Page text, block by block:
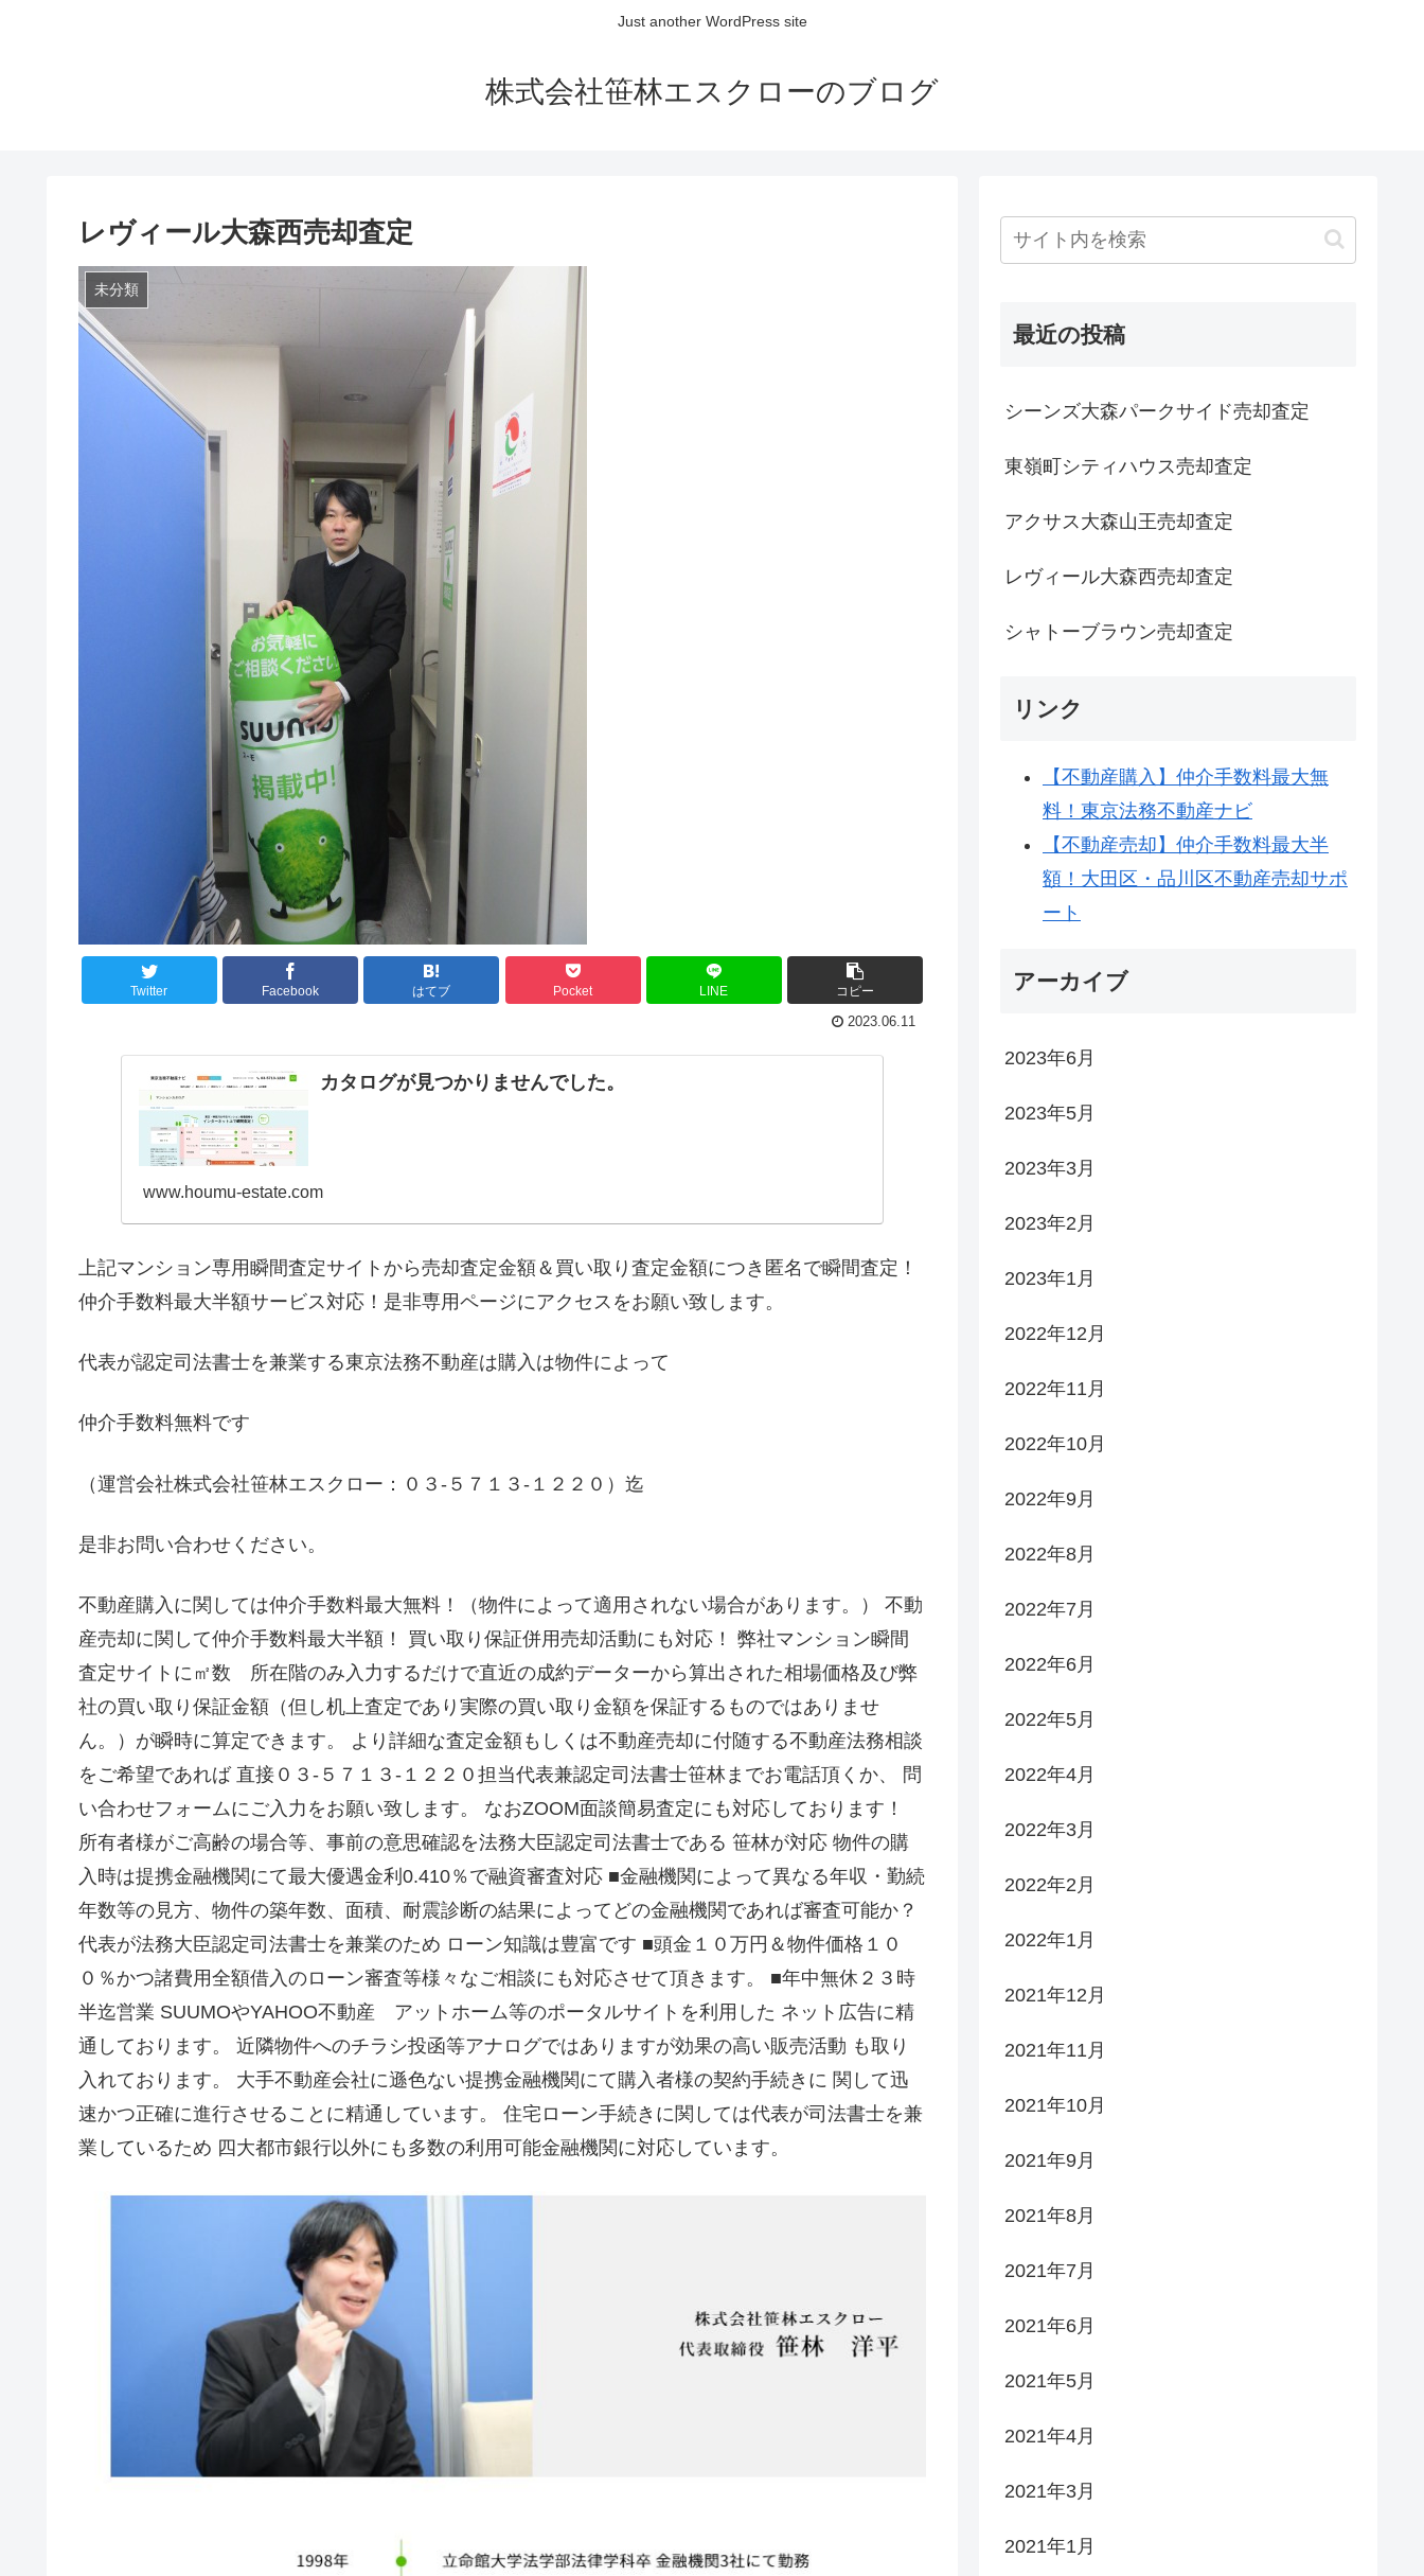
Just another WordPress site
株式会社笹林エスクローのブログ
レヴィール大森西売却査定
未分類
Twitter Facebook はてブ Pocket LINE コピー
2023.06.11
カタログが見つかりませんでした。
www.houmu-estate.com
上記マンション専用瞬間査定サイトから売却査定金額＆買い取り査定金額につき匿名で瞬間査定！
仲介手数料最大半額サービス対応！是非専用ページにアクセスをお願い致します。
代表が認定司法書士を兼業する東京法務不動産は購入は物件によって
仲介手数料無料です
（運営会社株式会社笹林エスクロー：０３-５７１３-１２２０）迄
是非お問い合わせください。
不動産購入に関しては仲介手数料最大無料！（物件によって適用されない場合があります。） 不動
産売却に関して仲介手数料最大半額！ 買い取り保証併用売却活動にも対応！ 弊社マンション瞬間
査定サイトに㎡数 所在階のみ入力するだけで直近の成約データーから算出された相場価格及び弊
社の買い取り保証金額（但し机上査定であり実際の買い取り金額を保証するものではありませ
ん。）が瞬時に算定できます。 より詳細な査定金額もしくは不動産売却に付随する不動産法務相談
をご希望であれば 直接０３-５７１３-１２２０担当代表兼認定司法書士笹林までお電話頂くか、 問
い合わせフォームにご入力をお願い致します。 なおZOOM面談簡易査定にも対応しております！
所有者様がご高齢の場合等、事前の意思確認を法務大臣認定司法書士である 笹林が対応 物件の購
入時は提携金融機関にて最大優遇金利0.410％で融資審査対応 ■金融機関によって異なる年収・勤続
年数等の見方、物件の築年数、面積、耐震診断の結果によってどの金融機関であれば審査可能か？
代表が法務大臣認定司法書士を兼業のため ローン知識は豊富です ■頭金１０万円＆物件価格１０
０％かつ諸費用全額借入のローン審査等様々なご相談にも対応させて頂きます。 ■年中無休２３時
半迄営業 SUUMOやYAHOO不動産 アットホーム等のポータルサイトを利用した ネット広告に精
通しております。 近隣物件へのチラシ投函等アナログではありますが効果の高い販売活動 も取り
入れております。 大手不動産会社に遜色ない提携金融機関にて購入者様の契約手続きに 関して迅
速かつ正確に進行させることに精通しています。 住宅ローン手続きに関しては代表が司法書士を兼
業しているため 四大都市銀行以外にも多数の利用可能金融機関に対応しています。
最近の投稿
シーンズ大森パークサイド売却査定
東嶺町シティハウス売却査定
アクサス大森山王売却査定
レヴィール大森西売却査定
シャトーブラウン売却査定
リンク
【不動産購入】仲介手数料最大無
料！東京法務不動産ナビ
【不動産売却】仲介手数料最大半
額！大田区・品川区不動産売却サポ
ート
アーカイブ
2023年6月
2023年5月
2023年3月
2023年2月
2023年1月
2022年12月
2022年11月
2022年10月
2022年9月
2022年8月
2022年7月
2022年6月
2022年5月
2022年4月
2022年3月
2022年2月
2022年1月
2021年12月
2021年11月
2021年10月
2021年9月
2021年8月
2021年7月
2021年6月
2021年5月
2021年4月
2021年3月
2021年1月